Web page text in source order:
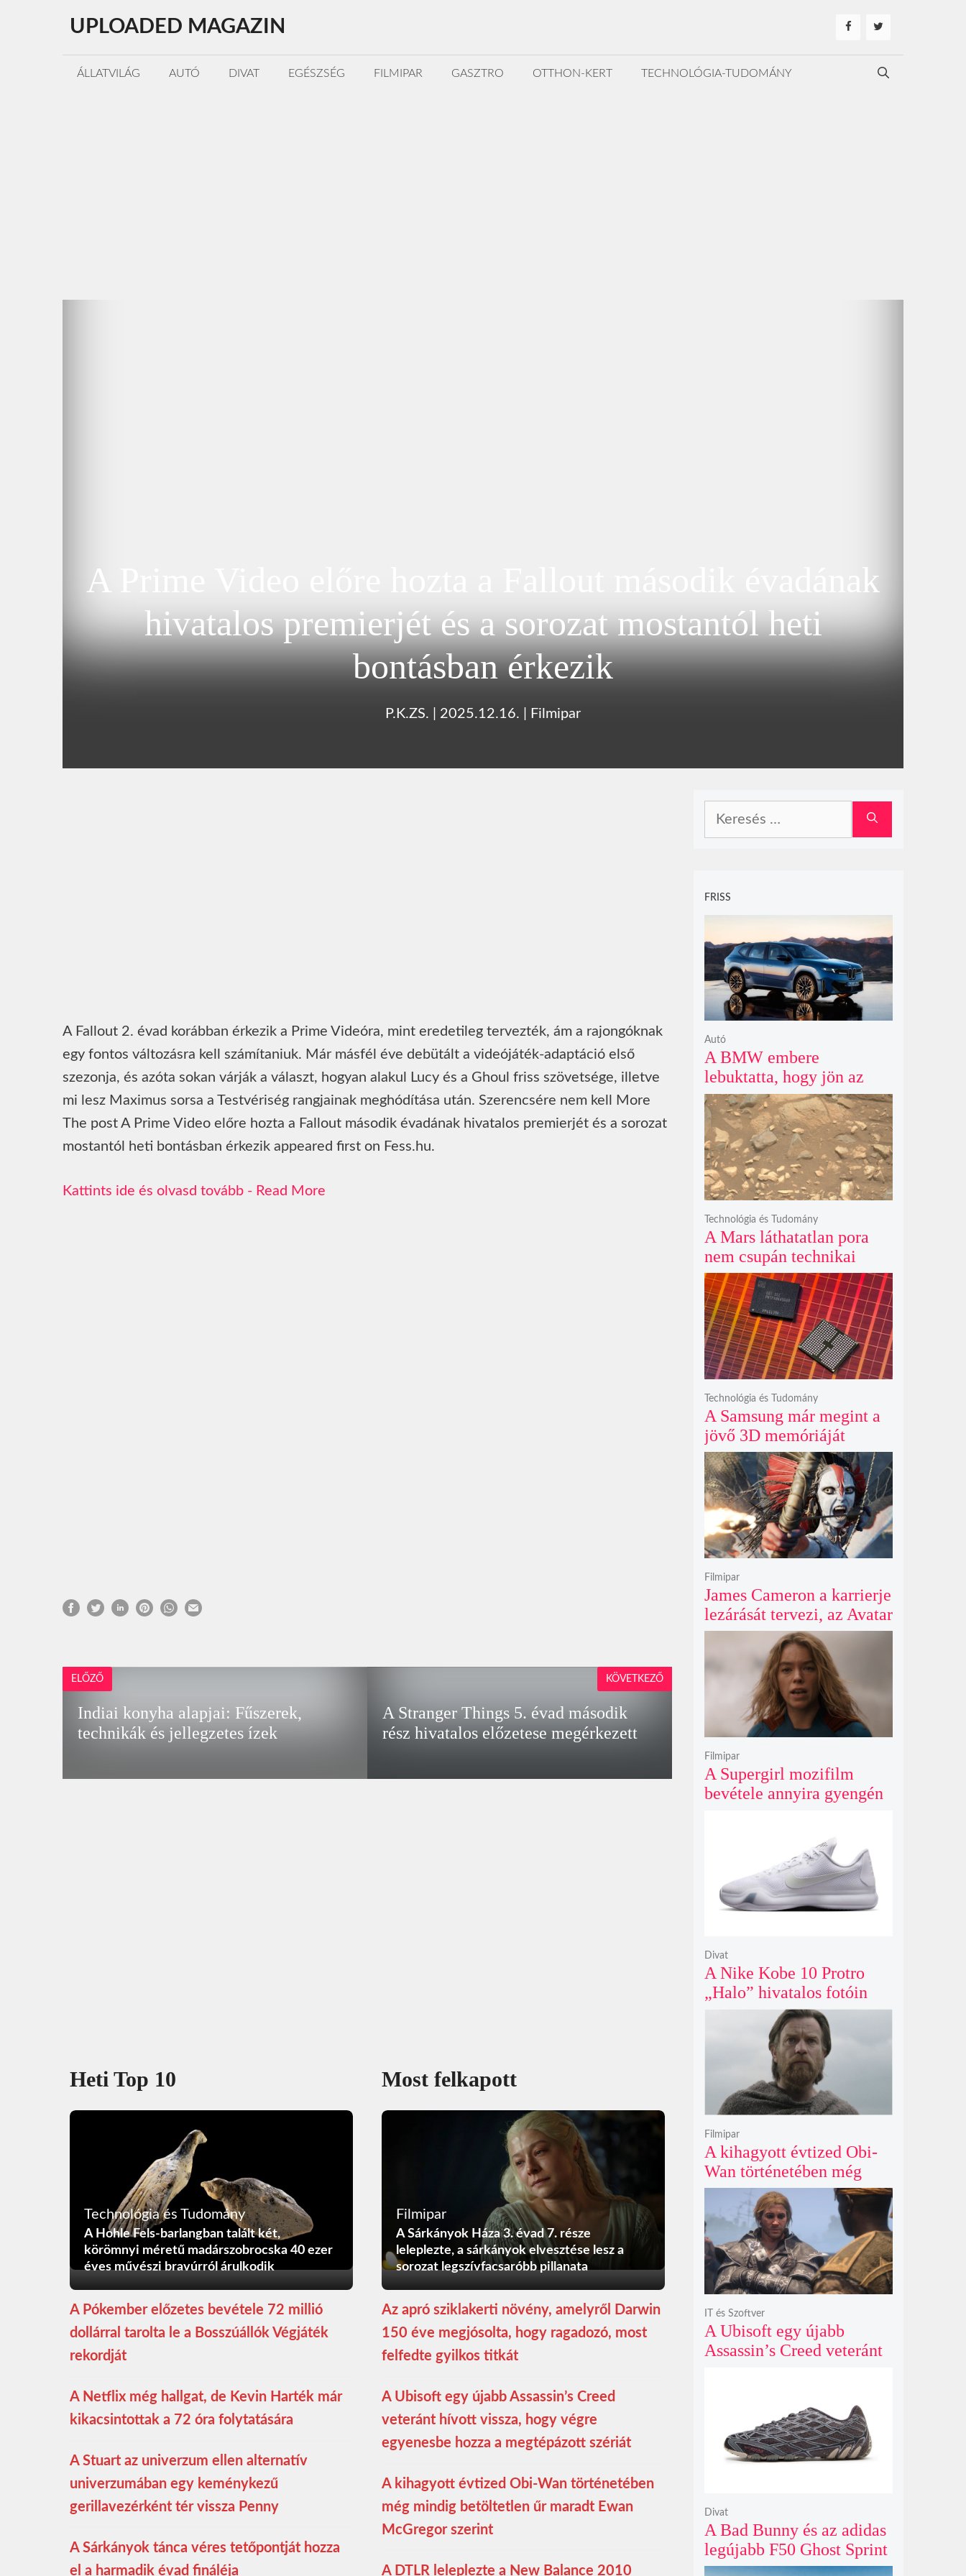
tartalomba
UPLOADED MAGAZIN
ÁLLATVILÁG AUTÓ DIVAT EGÉSZSÉG FILMIPAR GASZTRO OTTHON-KERT TECHNOLÓGIA-TUDOMÁNY
A Prime Video előre hozta a Fallout második évadának
hivatalos premierjét és a sorozat mostantól heti
bontásban érkezik
P.K.ZS. 2025.12.16. Filmipar
A Fallout 2. évad korábban érkezik a Prime Videóra, mint eredetileg tervezték, ám a rajongóknak
egy fontos változásra kell számítaniuk. Már másfél éve debütált a videójáték-adaptáció első
szezonja, és azóta sokan várják a választ, hogyan alakul Lucy és a Ghoul friss szövetsége, illetve
mi lesz Maximus sorsa a Testvériség rangjainak meghódítása után. Szerencsére nem kell More
The post A Prime Video előre hozta a Fallout második évadának hivatalos premierjét és a sorozat
mostantól heti bontásban érkezik appeared first on Fess.hu.
Read More
ELŐZŐ
Indiai konyha alapjai: Fűszerek,
technikák és jellegzetes ízek
A Stranger Things 5. évad második
rész hivatalos előzetese megérkezett
KÖVETKEZŐ
Heti Top 10
Technológia és Tudomány
A Hohle Fels-barlangban talált két,
körömnyi méretű madárszobrocska 40 ezer
éves művészi bravúrról árulkodik
A Pókember előzetes bevétele 72 millió
dollárral tarolta le a Bosszúállók Végjáték
rekordját
A Netflix még hallgat, de Kevin Harték már
kikacsintottak a 72 óra folytatására
A Stuart az univerzum ellen alternatív
univerzumában egy keménykezű
gerillavezérként tér vissza Penny
A Sárkányok tánca véres tetőpontját hozza
el a harmadik évad fináléja
Most felkapott
Filmipar
A Sárkányok Háza 3. évad 7. része
leleplezte, a sárkányok elvesztése lesz a
sorozat legszívfacsaróbb pillanata
Az apró sziklakerti növény, amelyről Darwin
150 éve megjósolta, hogy ragadozó, most
felfedte gyilkos titkát
A Ubisoft egy újabb Assassin’s Creed
veteránt hívott vissza, hogy végre
egyenesbe hozza a megtépázott szériát
A kihagyott évtized Obi-Wan történetében
még mindig betöltetlen űr maradt Ewan
McGregor szerint
A DTLR leleplezte a New Balance 2010
FRISS
A BMW embere
lebuktatta, hogy jön az
500+ lóerős iX3, az 50
xDrive meg csak
középkategória
Autó
A Mars láthatatlan pora
nem csupán technikai
akadály, hanem súlyos
szilikát- és
perklorátmérgezés
fenyegeti a jövő űrhajósait
Technológia és Tudomány
A Samsung már megint a
jövő 3D memóriáját
villantja meg, miközben
mi csak olcsó DDR5-öt
akarunk
Technológia és Tudomány
James Cameron a karrierje
lezárását tervezi, az Avatar
4 és 5 jövője így elég
kilátástalan
Filmipar
A Supergirl mozifilm
bevétele annyira gyengén
számait sem érte el
Filmipar
A Nike Kobe 10 Protro
„Halo” hivatalos fotóin
már most rajongók ezrei
csüngenek
Divat
A kihagyott évtized Obi-
Wan történetében még
mindig betöltetlen űr
maradt Ewan McGregor
szerint
Filmipar
A Ubisoft egy újabb
Assassin’s Creed veteránt
megtépázott szériát
IT és Szoftver
A Bad Bunny és az adidas
legújabb F50 Ghost Sprint
cipője sötét szénszürke
Divat